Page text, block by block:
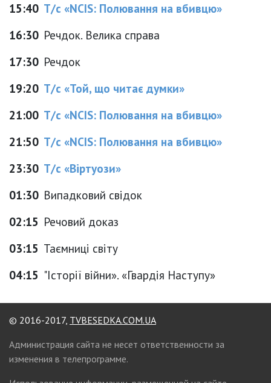
15:40 Т/с «NCIS: Полювання на вбивцю»
16:30 Речдок. Велика справа
17:30 Речдок
19:20 Т/с «Той, що читає думки»
21:00 Т/с «NCIS: Полювання на вбивцю»
21:50 Т/с «NCIS: Полювання на вбивцю»
23:30 Т/с «Віртуози»
01:30 Випадковий свідок
02:15 Речовий доказ
03:15 Таємниці світу
04:15 "Історії війни». «Гвардія Наступу»
© 2016-2017, TVBESEDKA.COM.UA
Администрация сайта не несет ответственности за
изменения в телепрограмме.